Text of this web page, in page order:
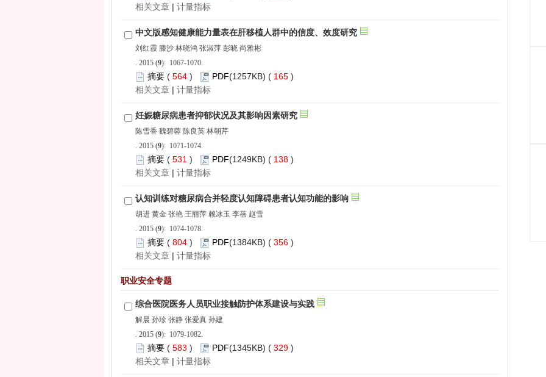
|
): 1067-1070.
564 ) 165 )
|
): 1071-1074.
531 ) 138 )
|
): 1074-1078.
804 ) 356 )
|
): 1079-1082.
583 ) 329 )
|